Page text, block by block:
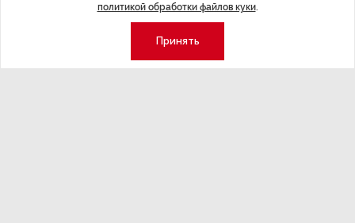
политикой обработки файлов куки.
Принять